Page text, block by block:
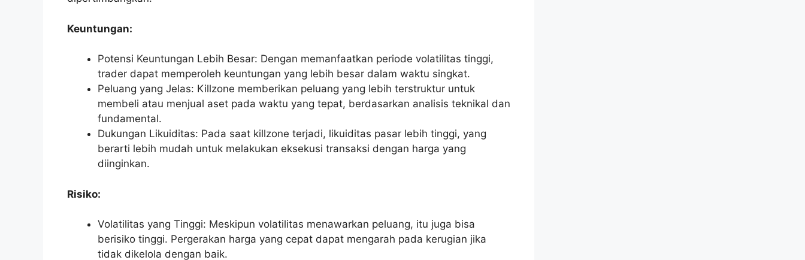
Keuntungan:
Potensi Keuntungan Lebih Besar: Dengan memanfaatkan periode volatilitas tinggi,
trader dapat memperoleh keuntungan yang lebih besar dalam waktu singkat.
Peluang yang Jelas: Killzone memberikan peluang yang lebih terstruktur untuk
membeli atau menjual aset pada waktu yang tepat, berdasarkan analisis teknikal dan
fundamental.
Dukungan Likuiditas: Pada saat killzone terjadi, likuiditas pasar lebih tinggi, yang
berarti lebih mudah untuk melakukan eksekusi transaksi dengan harga yang
diinginkan.
Risiko:
Volatilitas yang Tinggi: Meskipun volatilitas menawarkan peluang, itu juga bisa
berisiko tinggi. Pergerakan harga yang cepat dapat mengarah pada kerugian jika
tidak dikelola dengan baik.